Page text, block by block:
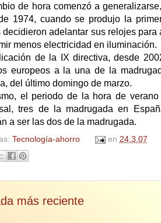
de hora comenzó a
1974, cuando se produjo la
decidieron adelantar sus relojes
menos electricidad en iluminación.
de la IX directiva, desde
europeos a la una de la
del último domingo de marzo.
el periodo de la hora de
tres de la madrugada en
a ser las dos de la madrugada.
Tecnología-ahorro en 24.3.07
más reciente